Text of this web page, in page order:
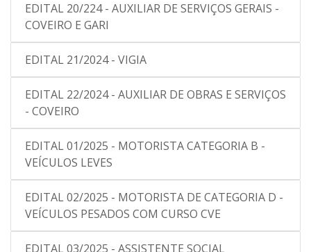
EDITAL 20/224 - AUXILIAR DE SERVIÇOS GERAIS -
COVEIRO E GARI
EDITAL 21/2024 - VIGIA
EDITAL 22/2024 - AUXILIAR DE OBRAS E SERVIÇOS
- COVEIRO
EDITAL 01/2025 - MOTORISTA CATEGORIA B -
VEÍCULOS LEVES
EDITAL 02/2025 - MOTORISTA DE CATEGORIA D -
VEÍCULOS PESADOS COM CURSO CVE
EDITAL 03/2025 - ASSISTENTE SOCIAL